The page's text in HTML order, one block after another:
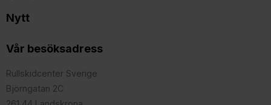
Nytt
Vår besöksadress
Rullskidcenter Sverige
Björngatan 2C